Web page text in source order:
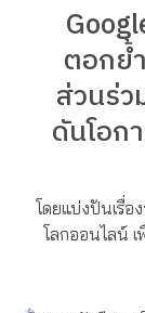
ตอกย้
ส่วนร่
ดันโอก
โดยแบ่งปันเรื่อ
โลกออนไลน์